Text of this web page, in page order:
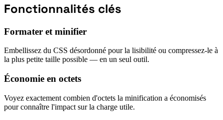
Fonctionnalités clés
Formater et minifier
Embellissez du CSS désordonné pour la lisibilité ou compressez-le à
la plus petite taille possible — en un seul outil.
Économie en octets
Voyez exactement combien d'octets la minification a économisés
pour connaître l'impact sur la charge utile.